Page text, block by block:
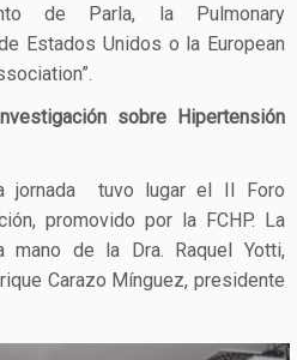
de Parla, la Pulmonary
Estados Unidos o la European
sobre Hipertensión
jornada tuvo lugar el II Foro
promovido por la FCHP. La
mano de la Dra. Raquel Yotti,
Carazo Mínguez, presidente